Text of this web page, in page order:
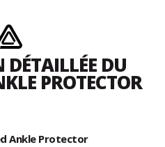
DÉTAILLÉE DU
PROTECTOR
Ankle Protector